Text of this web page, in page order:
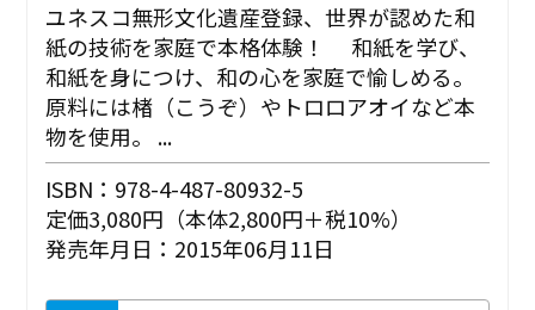
ユネスコ無形文化遺産登録、世界が認めた和
紙の技術を家庭で本格体験！ 和紙を学び、
和紙を身につけ、和の心を家庭で愉しめる。
原料には楮（こうぞ）やトロロアオイなど本
物を使用。 ...
ISBN：978-4-487-80932-5
定価3,080円（本体2,800円＋税10%）
発売年月日：2015年06月11日